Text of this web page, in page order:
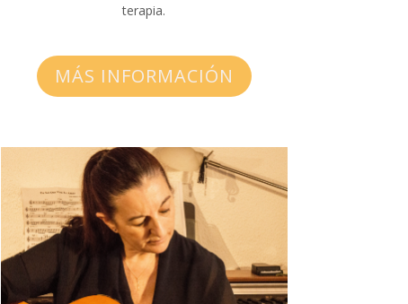
terapia.
MÁS INFORMACIÓN